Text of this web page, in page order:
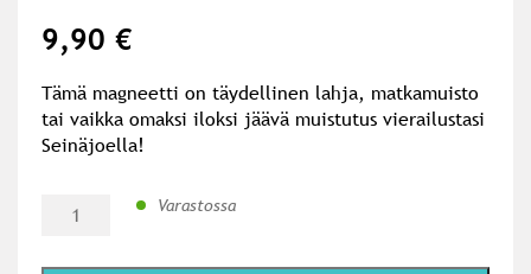
9,90 €
Tämä magneetti on täydellinen lahja, matkamuisto
tai vaikka omaksi iloksi jäävä muistutus vierailustasi
Seinäjoella!
magneetti,
Varastossa